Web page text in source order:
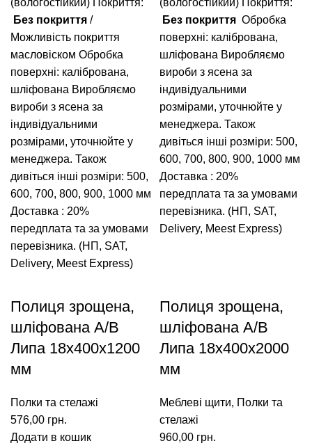
(вологостійкий) Покриття:
Без покриття /
Можливість покриття
масловіском Обробка
поверхні: калібрована,
шліфована Виробляємо
вироби з ясена за
індивідуальними
розмірами, уточнюйте у
менеджера. Також
дивіться інші розміри: 500,
600, 700, 800, 900, 1000 мм
Доставка : 20%
передплата та за умовами
перевізника. (НП, SAT,
Delivery, Meest Express)
(вологостійкий) Покриття:
Без покриття Обробка
поверхні: калібрована,
шліфована Виробляємо
вироби з ясена за
індивідуальними
розмірами, уточнюйте у
менеджера. Також
дивіться інші розміри: 500,
600, 700, 800, 900, 1000 мм
Доставка : 20%
передплата та за умовами
перевізника. (НП, SAT,
Delivery, Meest Express)
Полиця зрощена,
шліфована A/В
Липа 18х400х1200
мм
Полки та стелажі
576,00 грн.
Додати в кошик
Полиця зрощена,
шліфована A/В
Липа 18х400х2000
мм
Меблеві щити, Полки та
стелажі
960,00 грн.